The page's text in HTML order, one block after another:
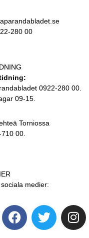
280 00
0922-280 00.
09-15.
Torniossa
00.
medier: